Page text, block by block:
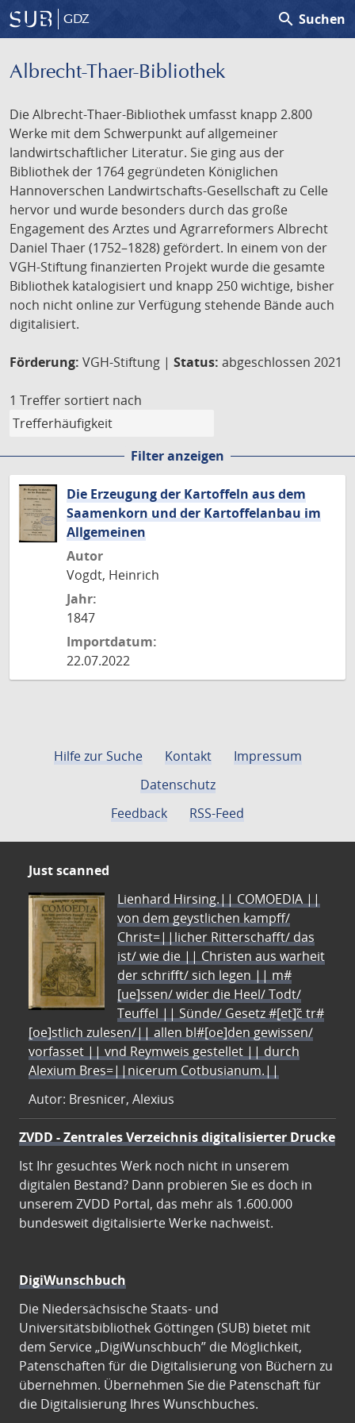
GDZ search Suchen
Albrecht-Thaer-Bibliothek
Die Albrecht-Thaer-Bibliothek umfasst knapp 2.800
Werke mit dem Schwerpunkt auf allgemeiner
landwirtschaftlicher Literatur. Sie ging aus der
Bibliothek der 1764 gegründeten Königlichen
Hannoverschen Landwirtschafts-Gesellschaft zu Celle
hervor und wurde besonders durch das große
Engagement des Arztes und Agrarreformers Albrecht
Daniel Thaer (1752–1828) gefördert. In einem von der
VGH-Stiftung finanzierten Projekt wurde die gesamte
Bibliothek katalogisiert und knapp 250 wichtige, bisher
noch nicht online zur Verfügung stehende Bände auch
digitalisiert.
Förderung: VGH-Stiftung | Status: abgeschlossen 2021
1 Treffer sortiert nach
Filter anzeigen
Die Erzeugung der Kartoffeln aus dem
Saamenkorn und der Kartoffelanbau im
Allgemeinen
Autor
Vogdt, Heinrich
Jahr:
1847
Importdatum:
22.07.2022
Hilfe zur Suche Kontakt
Impressum
Datenschutz
Feedback
RSS-Feed
Just scanned
Lienhard Hirsing.|| COMOEDIA ||
von dem geystlichen kampff/
Christ=||licher Ritterschafft/ das
ist/ wie die || Christen aus warheit
der schrifft/ sich legen || m#
[ue]ssen/ wider die Heel/ Todt/
Teuffel || Sünde/ Gesetz #[et]c̃ tr#
[oe]stlich zulesen/|| allen bl#[oe]den gewissen/
vorfasset || vnd Reymweis gestellet || durch
Alexium Bres=||nicerum Cotbusianum.||
Autor: Bresnicer, Alexius
ZVDD - Zentrales Verzeichnis digitalisierter Drucke
Ist Ihr gesuchtes Werk noch nicht in unserem
digitalen Bestand? Dann probieren Sie es doch in
unserem ZVDD Portal, das mehr als 1.600.000
bundesweit digitalisierte Werke nachweist.
DigiWunschbuch
Die Niedersächsische Staats- und
Universitätsbibliothek Göttingen (SUB) bietet mit
dem Service „DigiWunschbuch” die Möglichkeit,
Patenschaften für die Digitalisierung von Büchern zu
übernehmen. Übernehmen Sie die Patenschaft für
die Digitalisierung Ihres Wunschbuches.